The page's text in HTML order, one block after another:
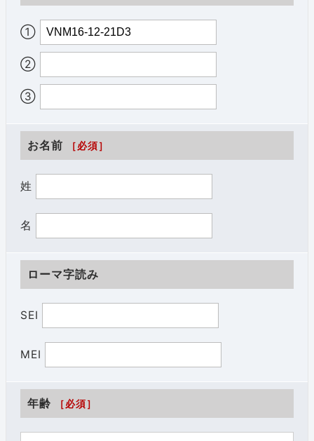
①
②
③
お名前 ［必須］
姓
名
ローマ字読み
SEI
MEI
年齢 ［必須］